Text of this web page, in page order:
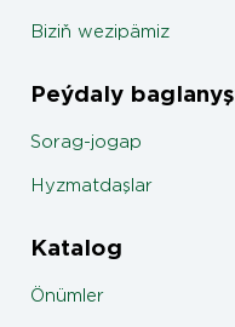
Biziň wezipämiz
Peýdaly
Sorag-jogap
Hyzmatdaşlar
Katalog
Önümler